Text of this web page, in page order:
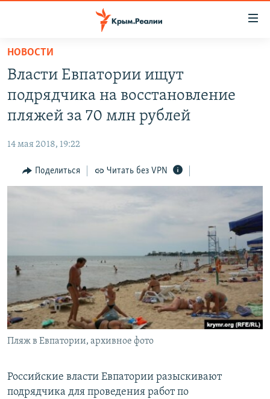
Вернуться
основному
содержанию
Вернутся
главной
Вернутся
11 ЛЕТ ОККУПАЦИИ КРЫМА. 11 ИСТОРИЙ СОПРОТИВЛЕНИЯ
ВОДА
ЕЩЕ
ИНТЕРАКТИВ
ПРОПАВШИЕ БЕЗ ВЕСТИ
ПОБЕДИТЕЛЕЙ НЕ СУДЯТ?
КРЫМ.НЕПОКОРЕННЫЙ
ELIFBE
УКРАИНСКАЯ ПРОБЛЕМА КРЫМА
РАДІО СВОБОДА
КАК ОБОЙТИ БЛОКИРОВКУ
ПРИСОЕДИНЯЙТЕСЬ!
НОВОСТИ
Власти Евпатории ищут
подрядчика на восстановление
пляжей за 70 млн рублей
14 мая 2018, 19:22
Поделиться Читать без VPN
Пляж в Евпатории, архивное фото
Российские власти Евпатории разыскивают
подрядчика для проведения работ по